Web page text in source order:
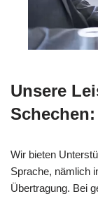
Unsere
Schechen:
Wir bieten
Sprache, nämlich
Übertragung. Bei